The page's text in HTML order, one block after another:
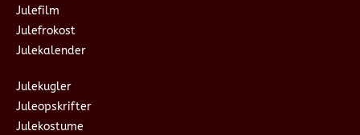
Julefilm
Julefrokost
Julekalender
Julekugler
Juleopskrifter
Julekostume